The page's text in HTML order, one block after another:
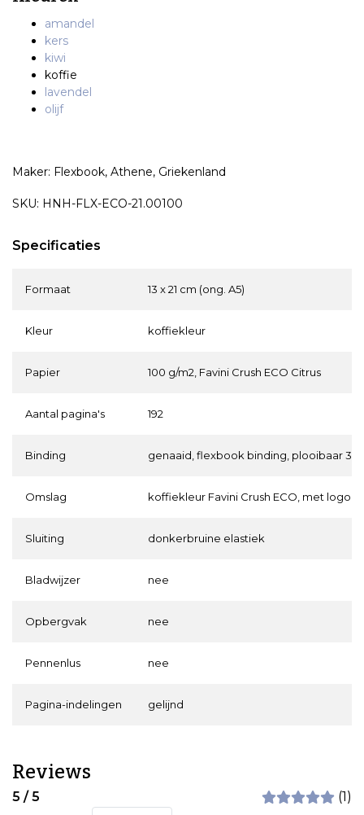
amandel
kers
kiwi
koffie
lavendel
olijf
Maker: Flexbook, Athene, Griekenland
SKU: HNH-FLX-ECO-21.00100
Specificaties
Formaat 13 x 21 cm (ong. A5)
Kleur koffiekleur
Papier 100 g/m2, Favini Crush ECO Citrus
Aantal pagina's 192
Binding genaaid, flexbook binding, plooibaar
Omslag koffiekleur Favini Crush ECO, met logo
Sluiting donkerbruine elastiek
Bladwijzer nee
Opbergvak nee
Pennenlus nee
Pagina-indelingen gelijnd
Reviews
5 / 5 (1)